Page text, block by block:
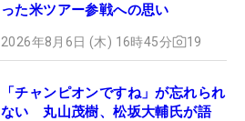
った米ツアー参戦への思い
2026年8月6日 (木) 16時45分 19
「チャンピオンですね」が忘れられ
ない 丸山茂樹、松坂大輔氏が語